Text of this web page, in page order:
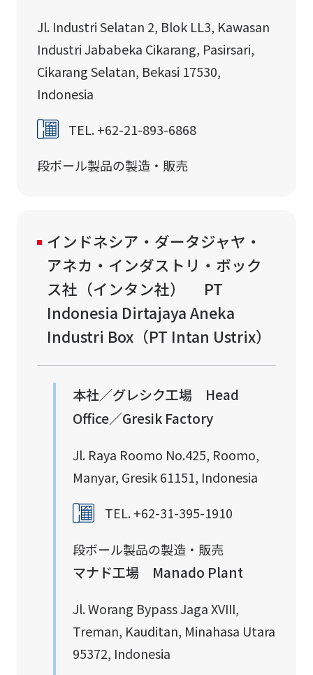
Jl. Industri Selatan 2, Blok LL3, Kawasan
Industri Jababeka Cikarang, Pasirsari,
Cikarang Selatan, Bekasi 17530,
Indonesia
TEL. +62-21-893-6868
段ボール製品の製造・販売
インドネシア・ダータジャヤ・
アネカ・インダストリ・ボック
ス社（インタン社）
PT
Indonesia Dirtajaya Aneka
Industri Box（PT Intan Ustrix）
本社／グレシク工場 Head
Office／Gresik Factory
Jl. Raya Roomo No.425, Roomo,
Manyar, Gresik 61151, Indonesia
TEL. +62-31-395-1910
段ボール製品の製造・販売
マナド工場 Manado Plant
Jl. Worang Bypass Jaga XVIII,
Treman, Kauditan, Minahasa Utara
95372, Indonesia